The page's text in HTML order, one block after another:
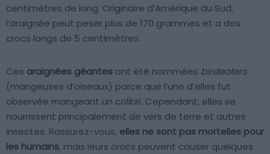
centimètres de long. Originaire d’Amérique du Sud,
l’araignée peut peser plus de 170 grammes et a des
crocs longs de 5 centimètres.
Ces araignées géantes ont été nommées birdeaters
(mangeuses d’oiseaux) parce que l’une d’elles fut
observée mangeant un colibri. Cependant, elles se
nourrissent principalement de vers de terre et autres
insectes. Rassurez-vous, elles ne sont pas mortelles pour
les humains, mais leurs crocs peuvent causer quelques